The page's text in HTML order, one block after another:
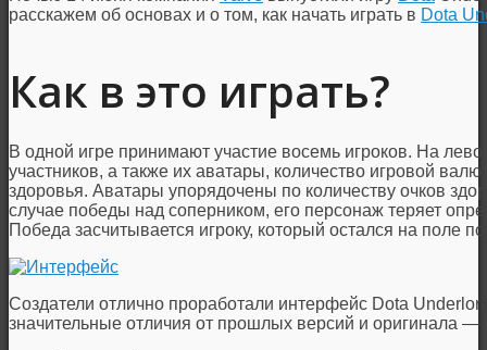
расскажем об основах и о том, как начать играть в Dota
Как в это играть?
В одной игре принимают участие восемь игроков. На
участников, а также их аватары, количество игровой
здоровья. Аватары упорядочены по количеству очков
случае победы над соперником, его персонаж теряет
Победа засчитывается игроку, который остался на поле
Создатели отлично проработали интерфейс Dota
значительные отличия от прошлых версий и оригинала —